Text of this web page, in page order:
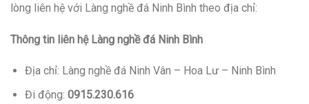
lòng liên hệ với Làng nghề đá Ninh Bình theo địa chỉ:
Thông tin liên hệ Làng nghề đá Ninh Bình
Địa chỉ: Làng nghề đá Ninh Vân – Hoa Lư – Ninh Bình
Đi động: 0915.230.616